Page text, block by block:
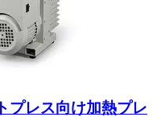
プレス向け加熱プレ